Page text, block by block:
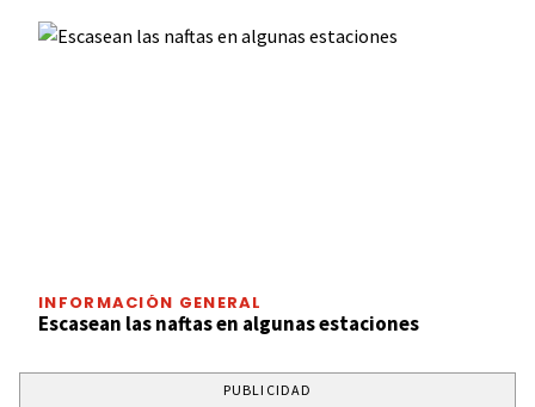
INFORMACIÓN GENERAL
Escasean las naftas en algunas estaciones
PUBLICIDAD